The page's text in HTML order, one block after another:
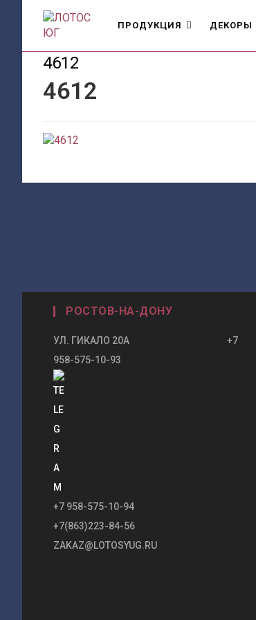
содержимому
ПРОДУКЦИЯ ДЕКОРЫ
4612
4612
РОСТОВ-НА-ДОНУ
УЛ. ГИКАЛО 20А +7
958-575-10-93
+7 958-575-10-94
+7(863)223-84-56
ZAKAZ@LOTOSYUG.RU